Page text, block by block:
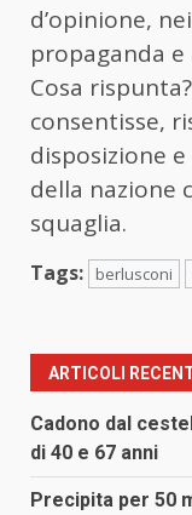
d’opinione,
propaganda
Cosa
consentisse,
disposizione
della nazione
squaglia.
Tags: berlusconi
ARTICOLI
Cadono dal
di 40 e 67 anni
Precipita per 50